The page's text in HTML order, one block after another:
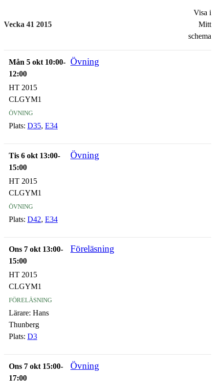
Vecka 41 2015
Visa i
Mitt
schema
Mån 5 okt 10:00-
12:00
Övning
HT 2015
CLGYM1
övning
Plats: D35, E34
Tis 6 okt 13:00-
15:00
Övning
HT 2015
CLGYM1
övning
Plats: D42, E34
Ons 7 okt 13:00-
15:00
Föreläsning
HT 2015
CLGYM1
föreläsning
Lärare: Hans
Thunberg
Plats: D3
Ons 7 okt 15:00-
17:00
Övning